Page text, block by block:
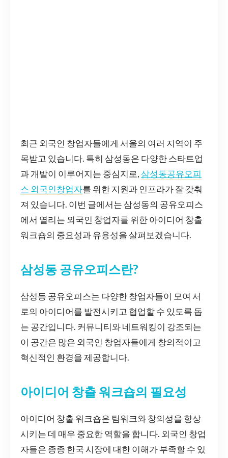
최근 외국인 창업자들에게 서울의 여러 지역이 주
목받고 있습니다. 특히 삼성동은 다양한 스타트업
과 개발이 이루어지는 중심지로, 삼성동공유오피
스 외국인창업자를 위한 지원과 인프라가 잘 갖춰
져 있습니다. 이번 글에서는 삼성동의 공유오피스
에서 열리는 외국인 창업자를 위한 아이디어 창출
워크숍의 중요성과 유용성을 살펴보겠습니다.
삼성동 공유오피스란?
삼성동 공유오피스는 다양한 창업자들이 모여 서
로의 아이디어를 발전시키고 협업할 수 있도록 돕
는 공간입니다. 커뮤니티와 네트워킹이 강조되는
이 공간은 많은 외국인 창업자들에게 창의적이고
혁신적인 환경을 제공합니다.
아이디어 창출 워크숍의 필요성
아이디어 창출 워크숍은 팀워크와 창의성을 향상
시키는 데 매우 중요한 역할을 합니다. 외국인 창업
자들은 종종 한국 시장에 대한 이해가 부족할 수 있